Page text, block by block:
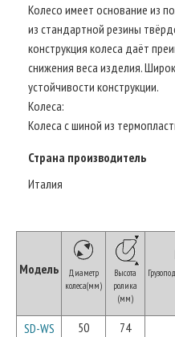
Колесо имеет основание из
из стандартной резины
конструкция колеса даёт
снижения веса изделия.
устойчивости конструкции.
Колеса:
Колеса с шиной из
Страна производитель
Италия
Модель
Диаметр
колеса(мм)
Высота
ролика
(мм)
SD-WS
50 74